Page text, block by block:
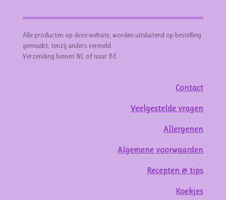
Alle producten op deze website, worden uitsluitend op bestelling
gemaakt, tenzij anders vermeld.
Verzending binnen NL of naar BE.
Contact
Veelgestelde vragen
Allergenen
Algemene voorwaarden
Recepten & tips
Koekjes